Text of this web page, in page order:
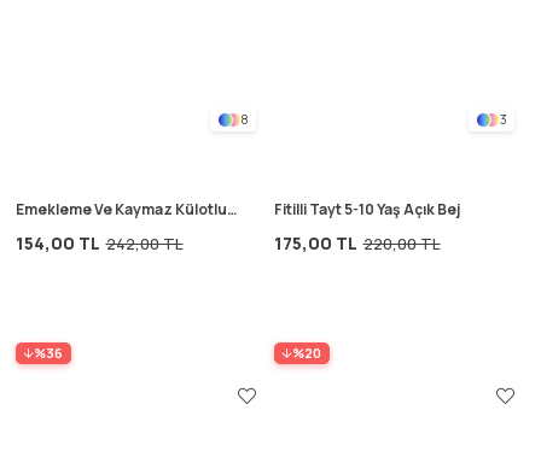
8
Emekleme Ve Kaymaz Külotlu
154,00 TL 242,00 TL
%36
3
Fitilli Tayt 5-10 Yaş Açık Bej
175,00 TL 220,00 TL
%20